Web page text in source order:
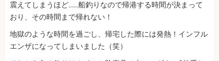
震えてしまうほど……船釣りなので帰港する時間が決まって
おり、その時間まで帰れない！
地獄のような時間を過ごし、帰宅した際には発熱！インフル
エンザになってしまいました（笑）